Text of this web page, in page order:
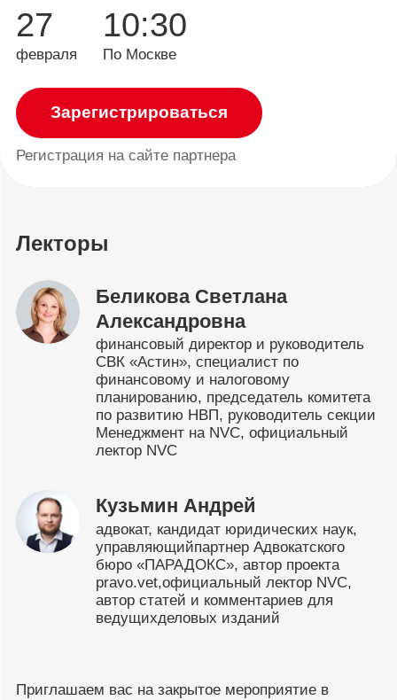
27
февраля
10:30
По Москве
Зарегистрироваться
Регистрация на сайте партнера
Лекторы
Беликова Светлана
Александровна
финансовый директор и руководитель
СВК «Астин», специалист по
финансовому и налоговому
планированию, председатель комитета
по развитию НВП, руководитель секции
Менеджмент на NVC, официальный
лектор NVC
Кузьмин Андрей
адвокат, кандидат юридических наук,
управляющийпартнер Адвокатского
бюро «ПАРАДОКС», автор проекта
pravo.vet,официальный лектор NVC,
автор статей и комментариев для
ведущихделовых изданий
Приглашаем вас на закрытое мероприятие в